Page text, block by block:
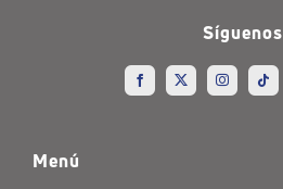
Síguenos
Menú